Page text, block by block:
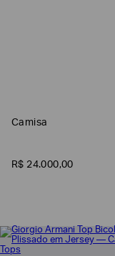
Camisa
R$ 24.000,00